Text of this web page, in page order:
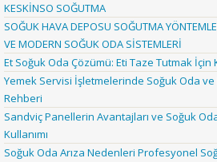
KESKİNSO SOĞUTMA
SOĞUK HAVA DEPOSU SOĞUTMA
VE MODERN SOĞUK ODA SİSTEMLERİ
Et Soğuk Oda Çözümü: Eti Taze Tutmak İçin
Yemek Servisi İşletmelerinde Soğuk Oda
Rehberi
Sandviç Panellerin Avantajları ve Soğuk
Kullanımı
Soğuk Oda Arıza Nedenleri Profesyonel